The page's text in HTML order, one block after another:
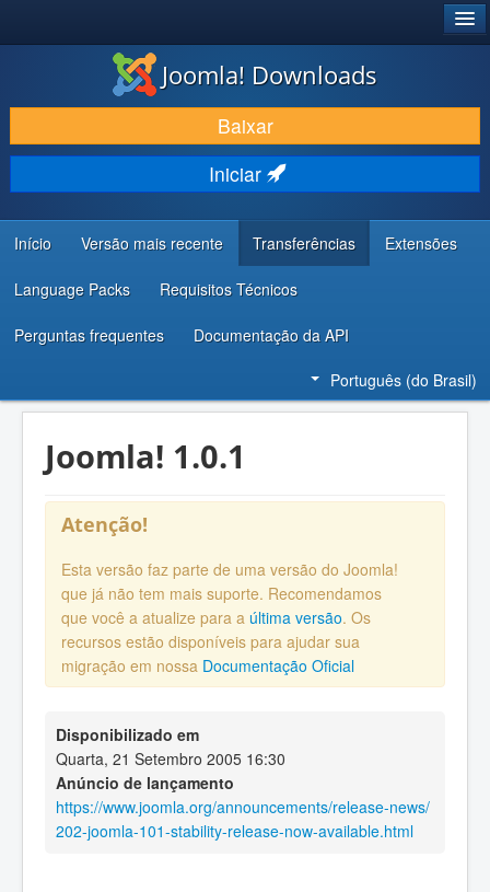
BAIXAR E APRIMORAR
DESCUBRA & APRENDA
COMUNIDADE & SUPORTE
RECURSOS PARA DESENVOLVEDORES
Joomla! Downloads
Baixar
Iniciar
Início Versão mais recente Transferências Extensões
Language Packs Requisitos Técnicos
Perguntas frequentes Documentação da API
Português (do Brasil)
Joomla! 1.0.1
Atenção!
Esta versão faz parte de uma versão do Joomla!
que já não tem mais suporte. Recomendamos
que você a atualize para a última versão. Os
recursos estão disponíveis para ajudar sua
migração em nossa Documentação Oficial
Disponibilizado em
Quarta, 21 Setembro 2005 16:30
Anúncio de lançamento
https://www.joomla.org/announcements/release-news/
202-joomla-101-stability-release-now-available.html